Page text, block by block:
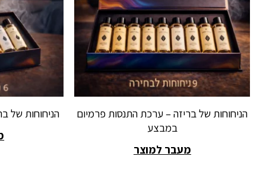
הניחוחות של בריזה – ערכת התנסות פרמיום
במבצע
מעבר למוצר
הניחוחות של